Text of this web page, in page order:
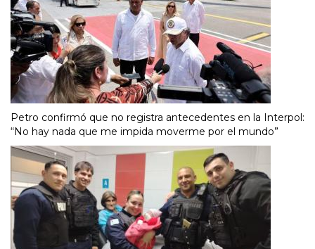
Petro confirmó que no registra antecedentes en la Interpol:
“No hay nada que me impida moverme por el mundo”